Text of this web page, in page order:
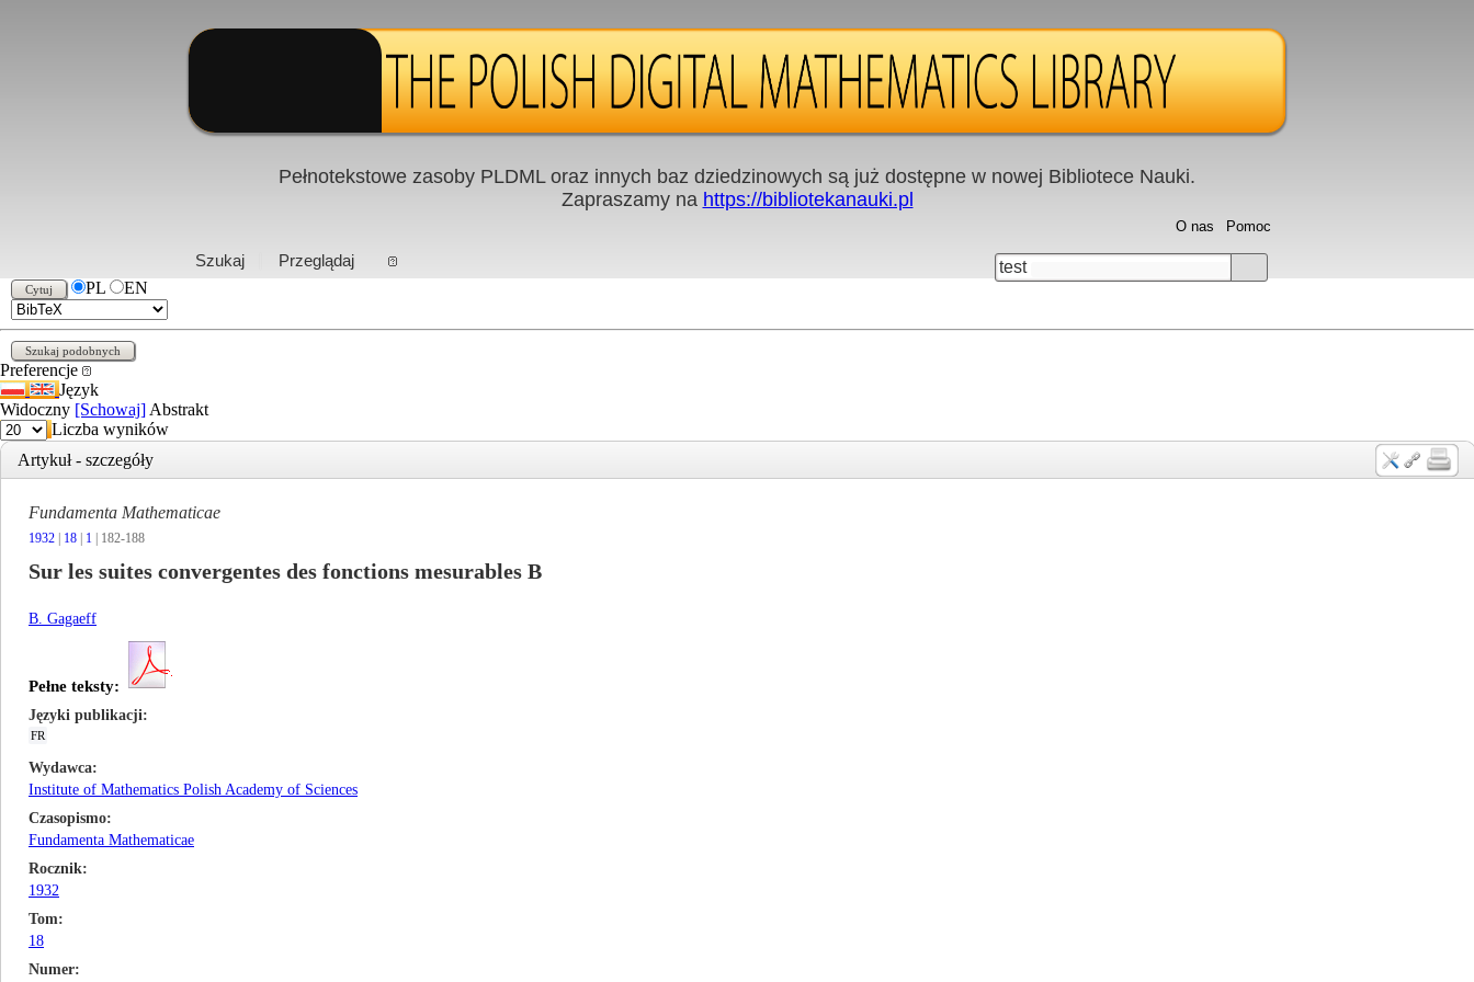
Pełnotekstowe zasoby PLDML oraz innych baz dziedzinowych są już dostępne w nowej Bibliotece Nauki.
Zapraszamy na https://bibliotekanauki.pl
Szukaj Przeglądaj
Pomoc
O nas
test
PL
EN
Preferencje
Język
Widoczny [Schowaj] Abstrakt
Liczba wyników
Artykuł - szczegóły
Fundamenta Mathematicae
1932 18 1 | 182-188
Sur les suites convergentes des fonctions mesurables B
B. Gagaeff
Pełne teksty:
Języki publikacji
FR
Wydawca
Institute of Mathematics Polish Academy of Sciences
Czasopismo
Fundamenta Mathematicae
Rocznik
1932
Tom
18
Numer